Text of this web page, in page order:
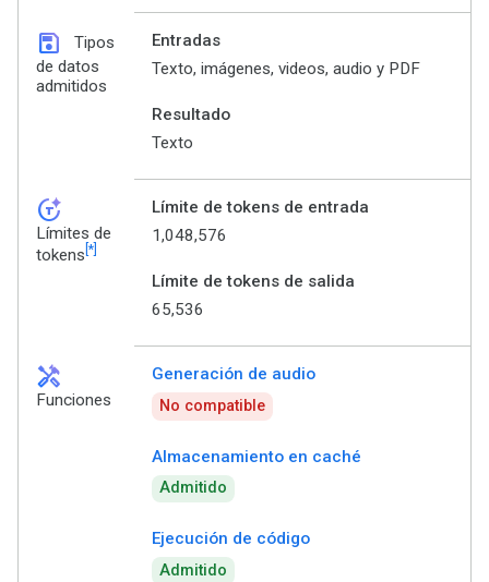
save
Tipos
de datos
admitidos
Entradas
Texto, imágenes, videos, audio y PDF
Resultado
Texto
token_auto
Límites de
tokens [*]
Límite de tokens de entrada
1,048,576
Límite de tokens de salida
65,536
handyman
Funciones
Generación de audio
No compatible
Almacenamiento en caché
Admitido
Ejecución de código
Admitido